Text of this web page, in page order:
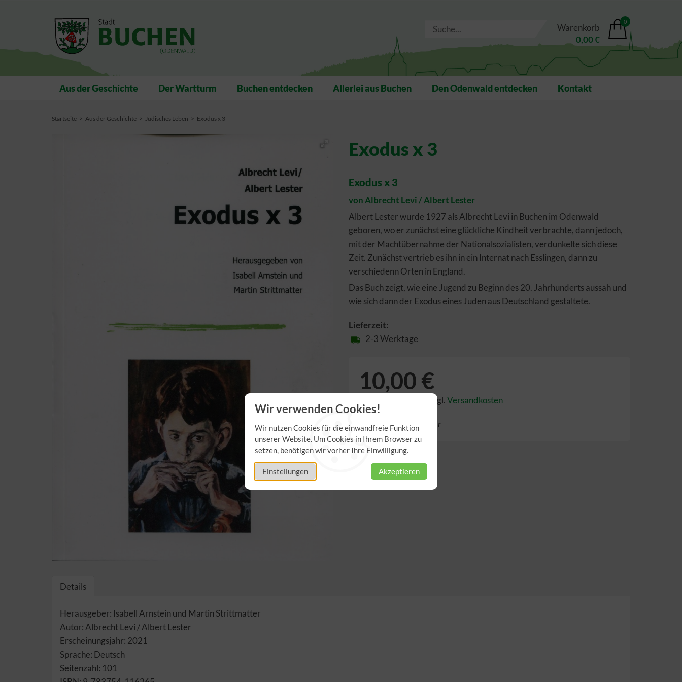
Wir verwenden Cookies!
Wir nutzen Cookies für die einwandfreie Funktion
unserer Website. Um Cookies in Ihrem Browser zu
setzen, benötigen wir vorher Ihre Einwilligung.
Einstellungen Akzeptieren
0
Warenkorb
0,00 €
Aus der Geschichte Der Wartturm Buchen entdecken Allerlei aus Buchen Den Odenwald entdecken Kontakt
Startseite Aus der Geschichte Jüdisches Leben Exodus x 3
Exodus x 3
Exodus x 3
von Albrecht Levi / Albert Lester
Albert Lester wurde 1927 als Albrecht Levi in Buchen im Odenwald
geboren, wo er zunächst eine glückliche Kindheit verbrachte, dann jedoch,
mit der Machtübernahme der Nationalsozialisten, verdunkelte sich diese
Zeit. Zunächst vertrieb es ihn in ein Internat nach Esslingen, dann zu
verschiedenn Orten in England.
Das Buch zeigt, wie eine Jugend zu Beginn des 20. Jahrhunderts aussah und
wie sich dann der Exodus eines Juden aus Deutschland gestaltete.
Lieferzeit:
2-3 Werktage
10,00 €
zzgl.Versandkosten
Derzeit nicht bestellbar
Details
Herausgeber: Isabell Arnstein und Martin Strittmatter
Autor: Albrecht Levi / Albert Lester
Erscheinungsjahr: 2021
Sprache: Deutsch
Seitenzahl: 101